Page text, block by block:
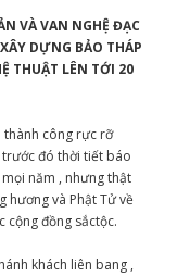
VÀ VAN NGHỆ ĐẠC
DỰNG BẢO THÁP
THUẬT LÊN TỚI 20
thành công rực rỡ
đó thời tiết báo
năm , nhưng thật
hương và Phật Tử về
cộng đồng sắctộc.
khách liên bang ,